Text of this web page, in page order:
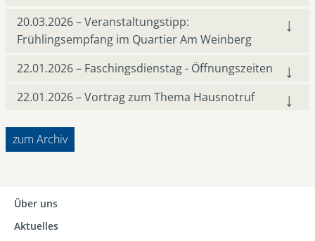
20.03.2026 – Veranstaltungstipp:
Frühlingsempfang im Quartier Am Weinberg
22.01.2026 – Faschingsdienstag - Öffnungszeiten
22.01.2026 – Vortrag zum Thema Hausnotruf
zum Archiv
Über uns
Aktuelles